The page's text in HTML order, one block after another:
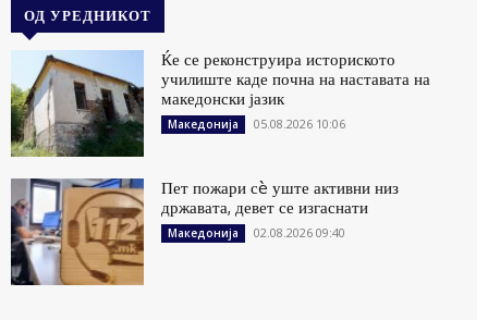
ОД УРЕДНИКОТ
Ќе се реконструира историското
училиште каде почна на наставата на
македонски јазик
Македонија 05.08.2026 10:06
Пет пожари сè уште активни низ
државата, девет се изгаснати
Македонија 02.08.2026 09:40